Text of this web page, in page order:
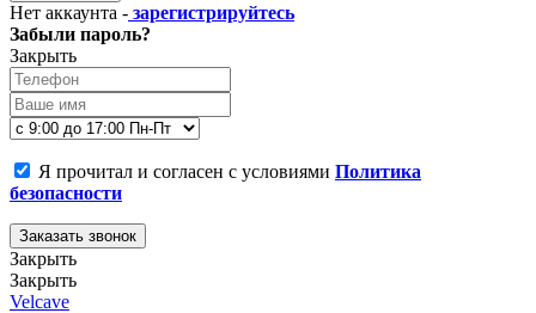
Нет аккаунта - зарегистрируйтесь
Забыли пароль?
Закрыть
Я прочитал и согласен с условиями Политика
безопасности
Заказать звонок
Закрыть
Закрыть
Velcave